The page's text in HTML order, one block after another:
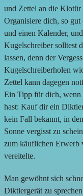
und Zettel an die Klotür
Organisiere dich, so
und einen Kalender,
Kugelschreiber solltest
lassen, denn der
Kugelschreiberholen
Zettel kann dagegen
Ein Tipp für dich, wenn
hast: Kauf dir ein
kein Fall bekannt, in
Sonne vergisst zu
zum käuflichen Erwerb
vereitelte.
Man gewöhnt sich
Diktiergerät zu